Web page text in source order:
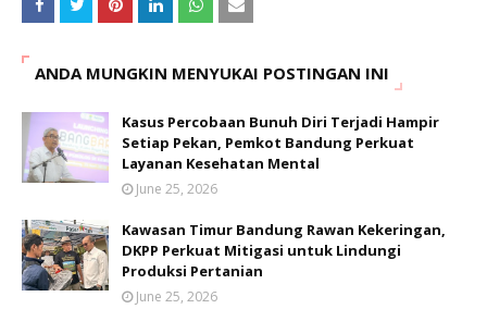
ANDA MUNGKIN MENYUKAI POSTINGAN INI
Kasus Percobaan Bunuh Diri Terjadi Hampir
Setiap Pekan, Pemkot Bandung Perkuat
Layanan Kesehatan Mental
June 25, 2026
Kawasan Timur Bandung Rawan Kekeringan,
DKPP Perkuat Mitigasi untuk Lindungi
Produksi Pertanian
June 25, 2026